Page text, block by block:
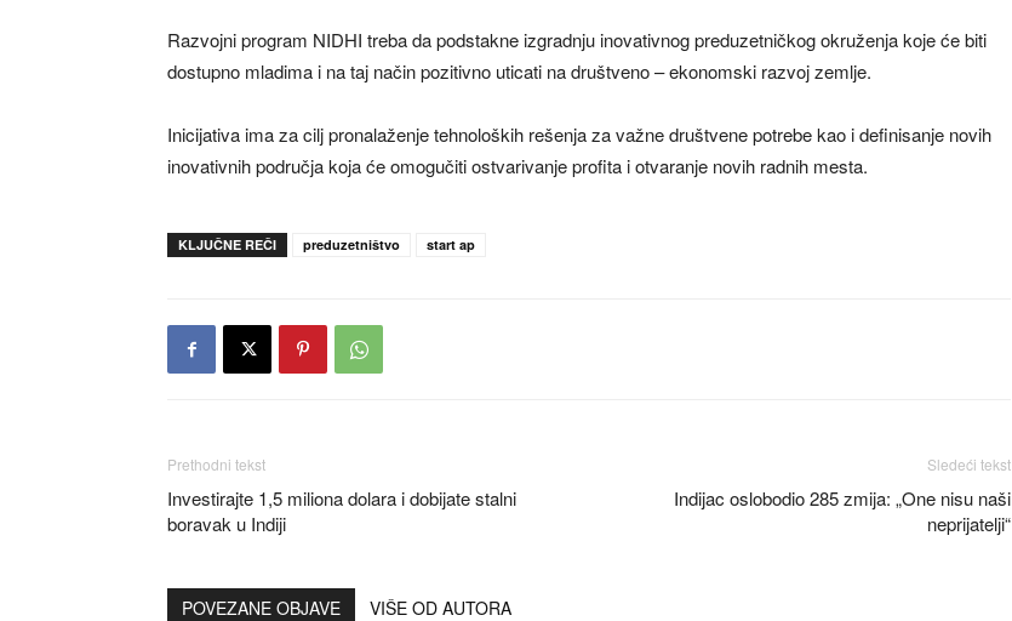
Razvojni program NIDHI treba da podstakne izgradnju inovativnog preduzetničkog okruženja koje će biti
dostupno mladima i na taj način pozitivno uticati na društveno – ekonomski razvoj zemlje.
Inicijativa ima za cilj pronalaženje tehnoloških rešenja za važne društvene potrebe kao i definisanje novih
inovativnih područja koja će omogučiti ostvarivanje profita i otvaranje novih radnih mesta.
KLJUČNE REČI preduzetništvo start ap
Prethodni tekst
Investirajte 1,5 miliona dolara i dobijate stalni
boravak u Indiji
Sledeći tekst
Indijac oslobodio 285 zmija: „One nisu naši
neprijatelji“
POVEZANE OBJAVE VIŠE OD AUTORA